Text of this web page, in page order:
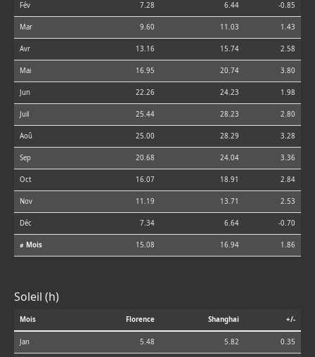
Fév 7.28 6.44 -0.85
Mar 9.60 11.03 1.43
Avr 13.16 15.74 2.58
Mai 16.95 20.74 3.80
Jun 22.26 24.23 1.98
Juil 25.44 28.23 2.80
Aoû 25.00 28.29 3.28
Sep 20.68 24.04 3.36
Oct 16.07 18.91 2.84
Nov 11.19 13.71 2.53
Déc 7.34 6.64 -0.70
⌀ Mois 15.08 16.94 1.86
Soleil (h)
Mois Florence Shanghai +/-
Jan 5.48 5.82 0.35